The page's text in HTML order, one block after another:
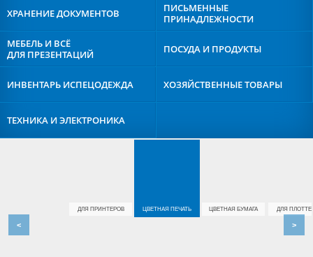
ХРАНЕНИЕДОКУМЕНТОВ
ПИСЬМЕННЫЕ
ПРИНАДЛЕЖНОСТИ
МЕБЕЛЬ И ВСЁ
ДЛЯ ПРЕЗЕНТАЦИЙ
ПОСУДА И ПРОДУКТЫ
ИНВЕНТАРЬ ИСПЕЦОДЕЖДА ХОЗЯЙСТВЕННЫЕТОВАРЫ
ТЕХНИКА ИЭЛЕКТРОНИКА
ДЛЯ ПРИНТЕРОВ ЦВЕТНАЯ ПЕЧАТЬ ЦВЕТНАЯ БУМАГА ДЛЯ
< >